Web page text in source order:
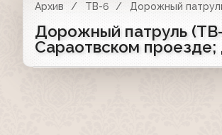
Архив ТВ-6 Дорожный
Дорожный патруль
Сараотвском